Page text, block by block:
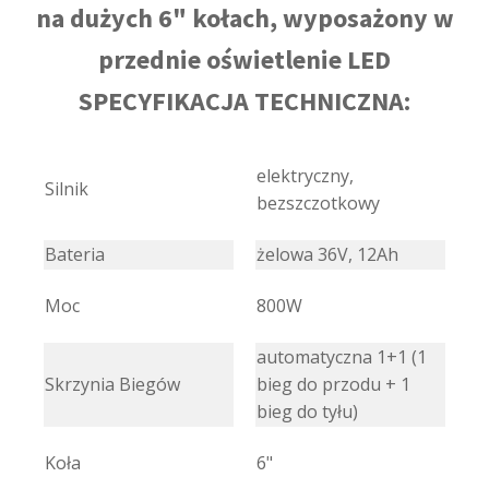
na dużych 6" kołach, wyposażony w
przednie oświetlenie LED
SPECYFIKACJA TECHNICZNA:
Silnik
elektryczny,
bezszczotkowy
Bateria żelowa 36V, 12Ah
Moc 800W
Skrzynia Biegów
automatyczna 1+1 (1
bieg do przodu + 1
bieg do tyłu)
Koła 6"